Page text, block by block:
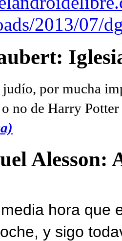
2013/07/
por mucha
no de Harry
Alesson:
hora que
y sigo